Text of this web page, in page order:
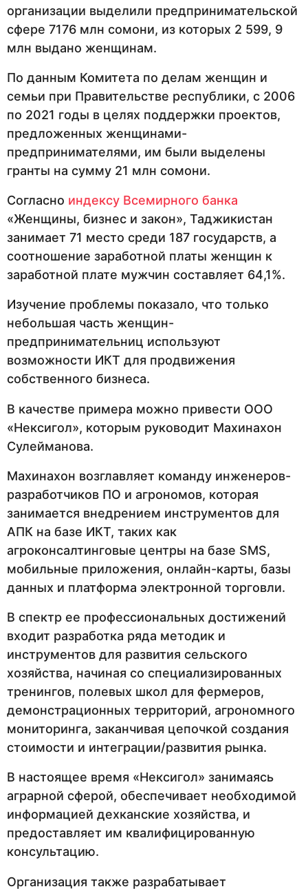
организации выделили предпринимательской
сфере 7176 млн сомони, из которых 2 599, 9
млн выдано женщинам.
По данным Комитета по делам женщин и
семьи при Правительстве республики, с 2006
по 2021 годы в целях поддержки проектов,
предложенных женщинами-
предпринимателями, им были выделены
гранты на сумму 21 млн сомони.
Согласно индексу Всемирного банка
«Женщины, бизнес и закон», Таджикистан
занимает 71 место среди 187 государств, а
соотношение заработной платы женщин к
заработной плате мужчин составляет 64,1%.
Изучение проблемы показало, что только
небольшая часть женщин-
предпринимательниц используют
возможности ИКТ для продвижения
собственного бизнеса.
В качестве примера можно привести ООО
«Нексигол», которым руководит Махинахон
Сулейманова.
Махинахон возглавляет команду инженеров-
разработчиков ПО и агрономов, которая
занимается внедрением инструментов для
АПК на базе ИКТ, таких как
агроконсалтинговые центры на базе SMS,
мобильные приложения, онлайн-карты, базы
данных и платформа электронной торговли.
В спектр ее профессиональных достижений
входит разработка ряда методик и
инструментов для развития сельского
хозяйства, начиная со специализированных
тренингов, полевых школ для фермеров,
демонстрационных территорий, агрономного
мониторинга, заканчивая цепочкой создания
стоимости и интеграции/развития рынка.
В настоящее время «Нексигол» занимаясь
аграрной сферой, обеспечивает необходимой
информацией дехканские хозяйства, и
предоставляет им квалифицированную
консультацию.
Организация также разрабатывает